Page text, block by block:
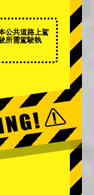
公共道路上駕
所需駕駛執